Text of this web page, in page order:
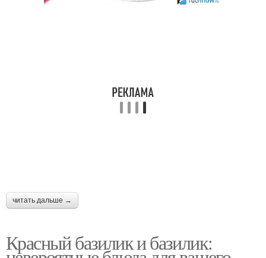
читать дальше →
Красный базилик и базилик: